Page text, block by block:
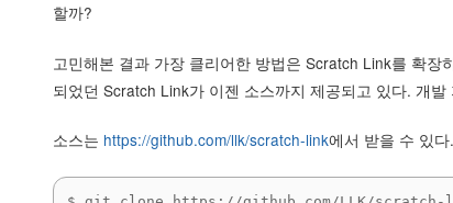
할까?
고민해본 결과 가장 클리어한 방법은 Scratch Link를 확
되었던 Scratch Link가 이젠 소스까지 제공되고 있다. 개
소스는 https://github.com/llk/scratch-link에서 받을 수 있